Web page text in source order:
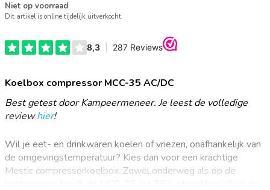
Niet op voorraad
Dit artikel is online tijdelijk uitverkocht
Koelbox compressor MCC-35 AC/DC
Best getest door Kampeermeneer. Je leest de volledige
reviewhier!
Wil je eet- en drinkwaren koelen of vriezen, onafhankelijk van
de omgevingstemperatuur? Kies dan voor een krachtige
Mestic compressorkoelbox. Zowel onderweg als op de